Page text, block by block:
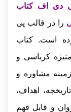
پی دی اف کتاب
را در قالب پی
است. کتاب
کرباسی و
مشاوره و
اهداف،
و قابل فهم